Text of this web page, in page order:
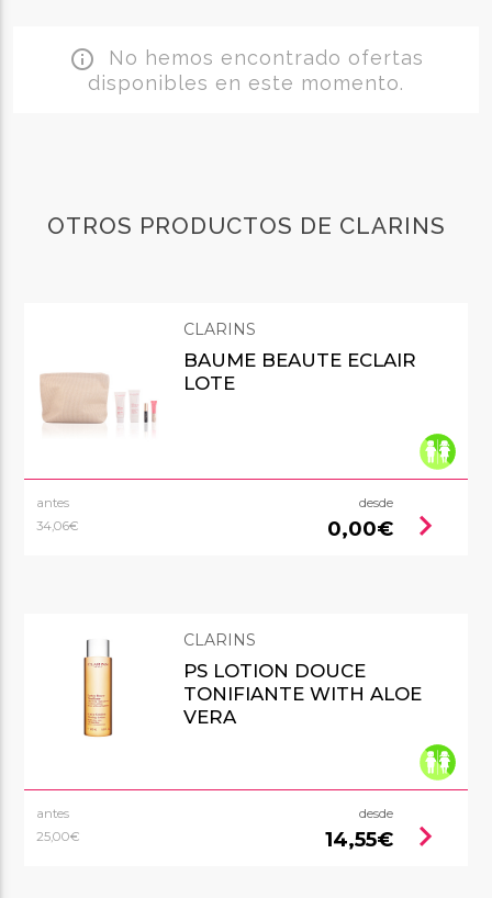
info_outline No hemos encontrado ofertas
disponibles en este momento.
OTROS PRODUCTOS DE CLARINS
CLARINS
BAUME BEAUTE ECLAIR
LOTE
antes
34,06€
desde
0,00€ chevron_right
CLARINS
PS LOTION DOUCE
TONIFIANTE WITH ALOE
VERA
antes
25,00€
desde
14,55€ chevron_right